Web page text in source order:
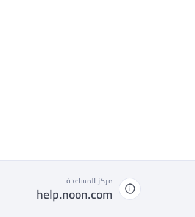
مركز المساعدة
help.noon.com